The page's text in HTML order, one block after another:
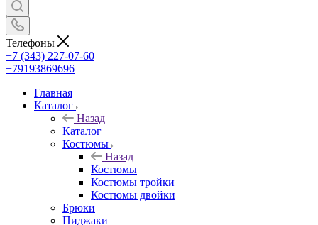
Телефоны
+7 (343) 227-07-60
+79193869696
Главная
Каталог
Назад
Каталог
Костюмы
Назад
Костюмы
Костюмы тройки
Костюмы двойки
Брюки
Пиджаки